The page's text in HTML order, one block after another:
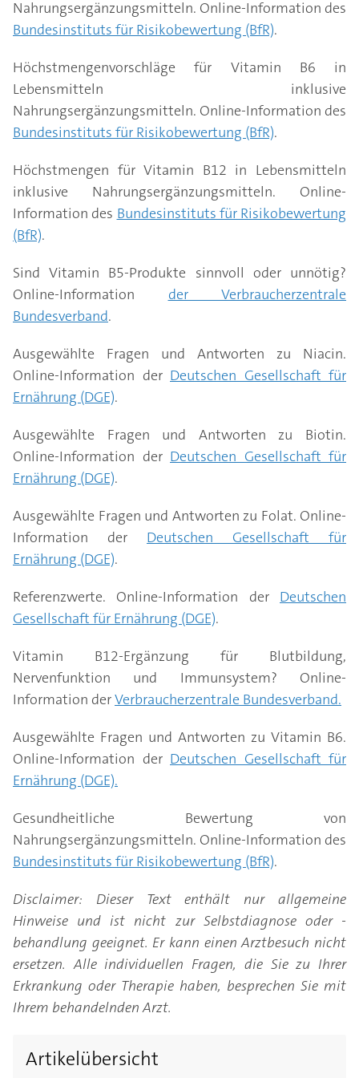
bakterielle Gärung, wie etwa bei Sauerkraut oder
Sauerteig, Spuren von Vitamin B12 enthalten. Auch
mit Cyanobakterien gelten als pflanzliche Vitamin
B12-Lieferanten.
Blutuntersuchungen sind bei diesen Risikogruppen
Schweinefilet decken. Oder wenn über den Tag 6
Esslöffel Haferflocken, 20 Gramm
Scheiben Weizenvollkornbrot verzehrt werden.
Nahrungsergänzungsmitteln. Online-Information des
Bundesinstituts für Risikobewertung (BfR).
Höchstmengenvorschläge für Vitamin B6 in
Lebensmitteln inklusive
Nahrungsergänzungsmitteln. Online-Information des
Bundesinstituts für Risikobewertung (BfR).
Höchstmengen für Vitamin B12 in Lebensmitteln
inklusive Nahrungsergänzungsmitteln. Online-
Information des Bundesinstituts für Risikobewertung
(BfR).
Sind Vitamin B5-Produkte sinnvoll oder unnötig?
Online-Information der Verbraucherzentrale
Bundesverband.
Ausgewählte Fragen und Antworten zu Niacin.
Online-Information der Deutschen Gesellschaft für
Ernährung (DGE).
Ausgewählte Fragen und Antworten zu Biotin.
Online-Information der Deutschen Gesellschaft für
Ernährung (DGE).
Ausgewählte Fragen und Antworten zu Folat. Online-
Information der Deutschen Gesellschaft für
Ernährung (DGE).
Referenzwerte. Online-Information der Deutschen
Gesellschaft für Ernährung (DGE).
Vitamin B12-Ergänzung für Blutbildung,
Nervenfunktion und Immunsystem? Online-
Information derVerbraucherzentrale Bundesverband.
Ausgewählte Fragen und Antworten zu Vitamin B6.
Online-Information der Deutschen Gesellschaft für
Ernährung (DGE).
Gesundheitliche Bewertung von
Nahrungsergänzungsmitteln. Online-Information des
Bundesinstituts für Risikobewertung (BfR).
Disclaimer: Dieser Text enthält nur allgemeine
Hinweise und ist nicht zur Selbstdiagnose oder -
behandlung geeignet. Er kann einen Arztbesuch nicht
ersetzen. Alle individuellen Fragen, die Sie zu Ihrer
Erkrankung oder Therapie haben, besprechen Sie mit
Ihrem behandelnden Arzt.
Artikelübersicht